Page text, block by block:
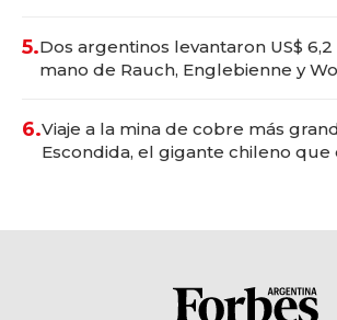
5.Dos argentinos levantaron US$
mano de Rauch, Englebienne y
6.Viaje a la mina de cobre más
Escondida, el gigante chileno que